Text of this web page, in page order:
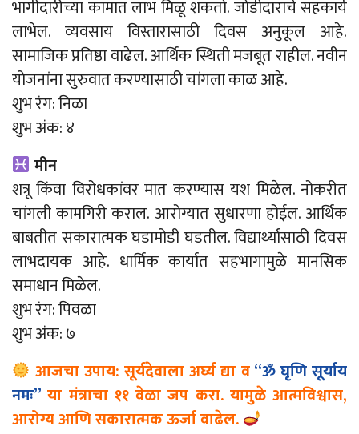
भागीदारीच्या कामात लाभ मिळू शकतो. जोडीदाराचे सहकार्य
लाभेल. व्यवसाय विस्तारासाठी दिवस अनुकूल आहे.
सामाजिक प्रतिष्ठा वाढेल. आर्थिक स्थिती मजबूत राहील. नवीन
योजनांना सुरुवात करण्यासाठी चांगला काळ आहे.
शुभ रंग: निळा
शुभ अंक: ४
मीन
शत्रू किंवा विरोधकांवर मात करण्यास यश मिळेल. नोकरीत
चांगली कामगिरी कराल. आरोग्यात सुधारणा होईल. आर्थिक
बाबतीत सकारात्मक घडामोडी घडतील. विद्यार्थ्यांसाठी दिवस
लाभदायक आहे. धार्मिक कार्यात सहभागामुळे मानसिक
समाधान मिळेल.
शुभ रंग: पिवळा
शुभ अंक: ७
आजचा उपाय: सूर्यदेवाला अर्घ्य द्या व“ॐ घृणि सूर्याय
नमः” या मंत्राचा ११ वेळा जप करा. यामुळे आत्मविश्वास,
आरोग्य आणि सकारात्मक ऊर्जा वाढेल.